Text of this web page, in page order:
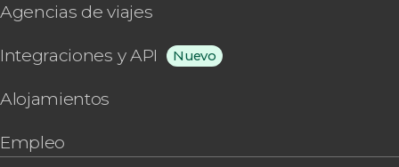
Agencias de viajes
Integraciones y API Nuevo
Alojamientos
Empleo